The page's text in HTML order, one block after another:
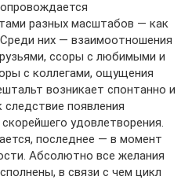
разных масштабов — как
них — взаимоотношения
ссоры с любимыми и
с коллегами, ощущения
возникает спонтанно и
следствие появления
удовлетворения.
последнее — в момент
Абсолютно все желания
в связи с чем цикл